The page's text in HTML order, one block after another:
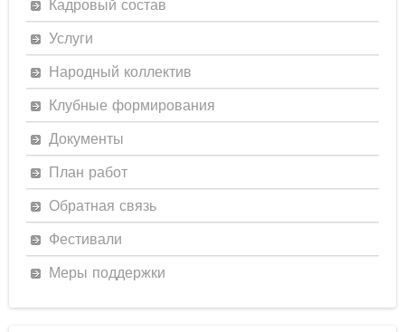
Кадровый состав
Услуги
Народный коллектив
Клубные формирования
Документы
План работ
Обратная связь
Фестивали
Меры поддержки